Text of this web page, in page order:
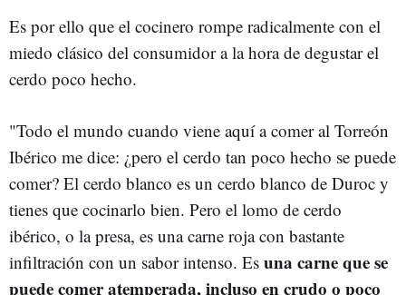
Es por ello que el cocinero rompe radicalmente con el
miedo clásico del consumidor a la hora de degustar el
cerdo poco hecho.
"Todo el mundo cuando viene aquí a comer al Torreón
Ibérico me dice: ¿pero el cerdo tan poco hecho se puede
comer? El cerdo blanco es un cerdo blanco de Duroc y
tienes que cocinarlo bien. Pero el lomo de cerdo
ibérico, o la presa, es una carne roja con bastante
infiltración con un sabor intenso. Es una carne que se
puede comer atemperada, incluso en crudo o poco